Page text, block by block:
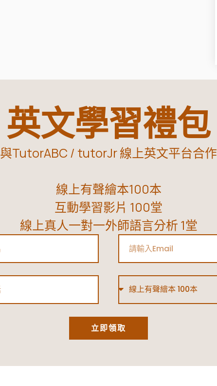
英文學習禮包
與TutorABC / tutorJr 線上英文平台合作
線上有聲繪本100本
互動學習影片 100堂
線上真人一對一外師語言分析 1堂
立即領取